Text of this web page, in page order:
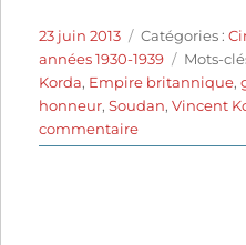
Publié
le
23 juin 2013 Catégories
Catégories :
années 1930-1939
Mots-
Korda, Empire britannique,
honneur,Soudan,Vincent
commentairesur
Les